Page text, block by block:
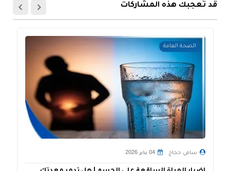
قد تُعجبك هذه المشاركات
الصحة العامة
سامي حجاج 04 يناير 2026